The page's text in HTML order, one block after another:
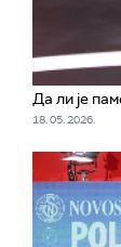
Да ли је
18. 05. 2026.